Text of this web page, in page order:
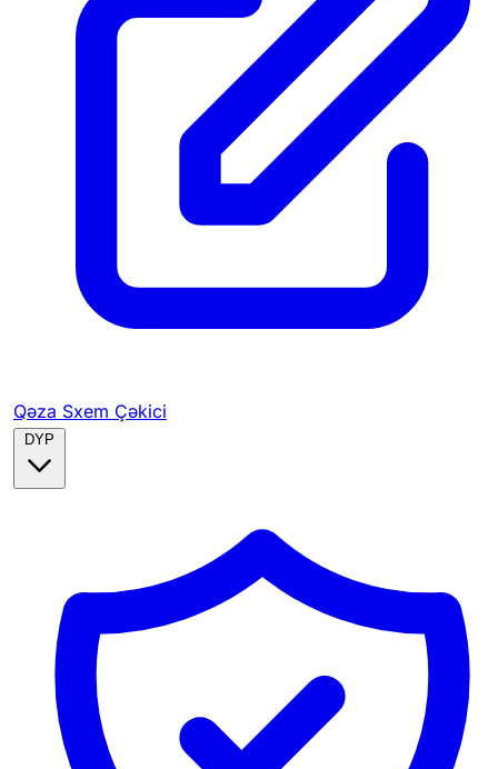
Qəza Sxem Çəkici
DYP